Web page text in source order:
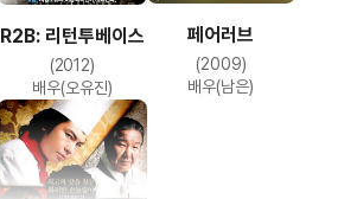
R2B: 리턴투베이스
(2012)
배우(오유진)
페어러브
(2009)
배우(남은)